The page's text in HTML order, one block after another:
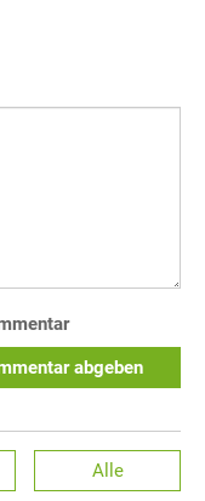
abgeben
Alle